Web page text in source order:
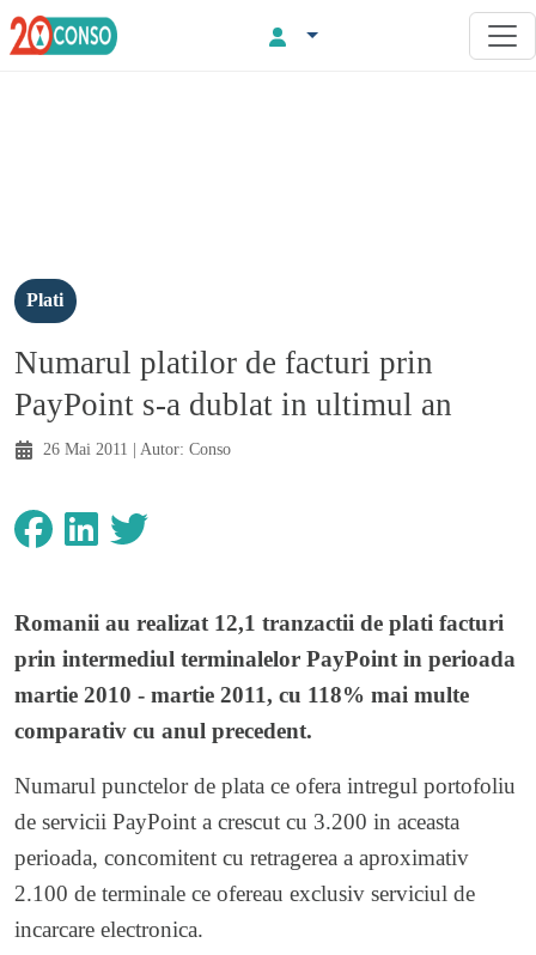
Plati
Numarul platilor de facturi prin
PayPoint s-a dublat in ultimul an
26 Mai 2011 | Autor: Conso
Romanii au realizat 12,1 tranzactii de plati facturi
prin intermediul terminalelor PayPoint in perioada
martie 2010 - martie 2011, cu 118% mai multe
comparativ cu anul precedent.
Numarul punctelor de plata ce ofera intregul portofoliu
de servicii PayPoint a crescut cu 3.200 in aceasta
perioada, concomitent cu retragerea a aproximativ
2.100 de terminale ce ofereau exclusiv serviciul de
incarcare electronica.